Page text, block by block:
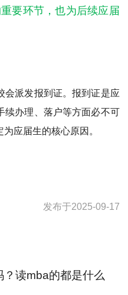
要环节，也为后续应届
派发报到证。报到证是应
续办理、落户等方面必不可
应届生的核心原因。
发布于2025-09-17
读mba的都是什么